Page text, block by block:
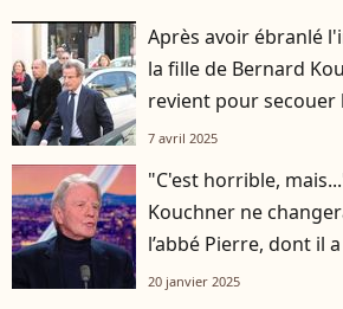
Après avoir ébranlé
la fille de Bernard
revient pour secouer
7 avril 2025
"C'est horrible,
Kouchner ne
l’abbé Pierre, dont il
20 janvier 2025